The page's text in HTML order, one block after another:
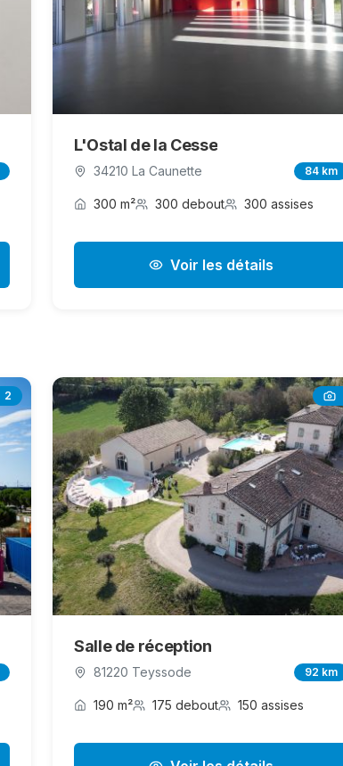
L'Ostal de la Cesse
34210 La Caunette 84 km
300 m² 300 debout 300 assises
Voir les détails
2
Salle de réception
81220 Teyssode 92 km
190 m² 175 debout 150 assises